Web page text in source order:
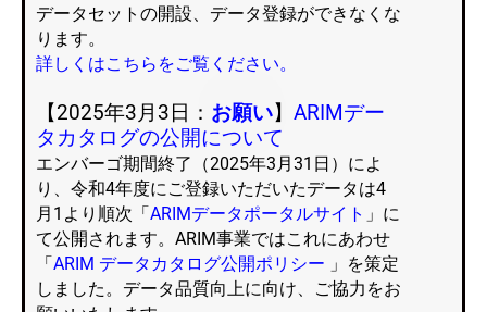
データセットの開設、データ登録ができなくな
ります。
詳しくはこちらをご覧ください。
【2025年3月3日： お願い】 ARIMデー
タカタログの公開について
エンバーゴ期間終了（2025年3月31日）によ
り、令和4年度にご登録いただいたデータは4
月1より順次「ARIMデータポータルサイト 」 に
て公開されます。ARIM事業ではこれにあわせ
「ARIM データカタログ公開ポリシー 」を策定
しました。データ品質向上に向け、ご協力をお